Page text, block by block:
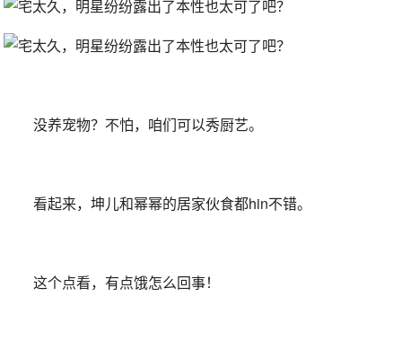
没养宠物？不怕，咱们可以秀厨艺。
看起来，坤儿和幂幂的居家伙食都hin不错。
这个点看，有点饿怎么回事！